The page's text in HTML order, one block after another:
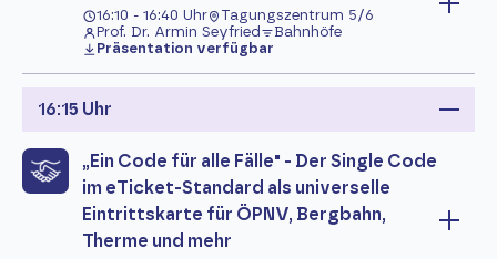
16:10 - 16:40 Uhr
Tagungszentrum 5/6
Prof. Dr. Armin Seyfried
Bahnhöfe
Präsentation verfügbar
16:15 Uhr
„Ein Code für alle Fälle" - Der Single Code
im eTicket-Standard als universelle
Eintrittskarte für ÖPNV, Bergbahn,
Therme und mehr